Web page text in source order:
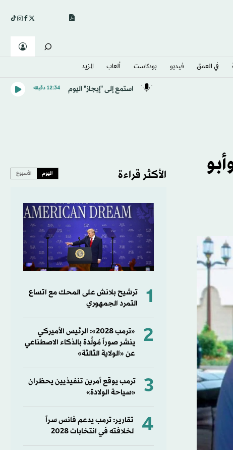
في العمق فيديو بودكاست ألعاب المزيد
استمع إلى "إيجاز" اليوم 12:34 دقيقه
الأكثر قراءة اليوم الأسبوع
1
ترشيح بلانش على المحك مع اتساع
التمرد الجمهوري
2
«ترمب 2028»: الرئيس الأميركي
ينشر صوراً مُولَّدة بالذكاء الاصطناعي
عن «الولاية الثالثة»
3
ترمب يوقع أمرين تنفيذيين يحظران
«سياحة الولادة»
4
تقارير: ترمب يدعم فانس سراً
لخلافته في انتخابات 2028